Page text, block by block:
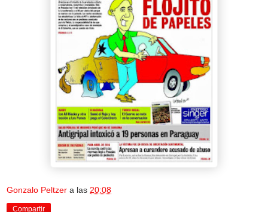
Gonzalo Peltzer a las 20:08
Compartir